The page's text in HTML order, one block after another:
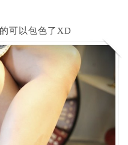
可以包色了XD